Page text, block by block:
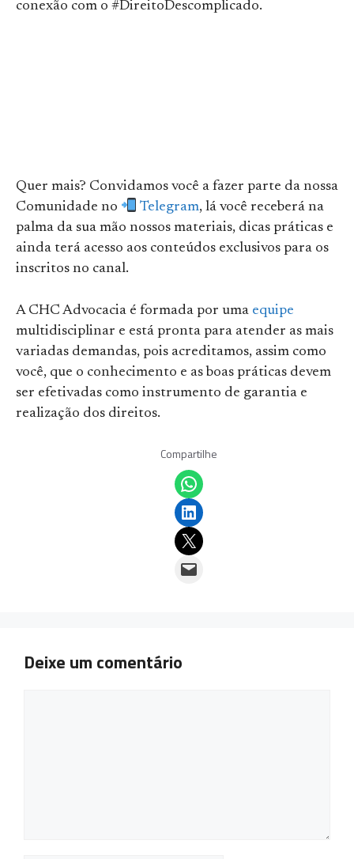
conexão com o #DireitoDescomplicado.
Quer mais? Convidamos você a fazer parte da nossa
Comunidade no
Telegram, lá você receberá na
palma da sua mão nossos materiais, dicas práticas e
ainda terá acesso aos conteúdos exclusivos para os
inscritos no canal.
A CHC Advocacia é formada por uma equipe
multidisciplinar e está pronta para atender as mais
variadas demandas, pois acreditamos, assim como
você, que o conhecimento e as boas práticas devem
ser efetivadas como instrumento de garantia e
realização dos direitos.
Compartilhe
Share on WhatsApp
Share on LinkedIn
Email this Page
Email this Page
Deixe um comentário